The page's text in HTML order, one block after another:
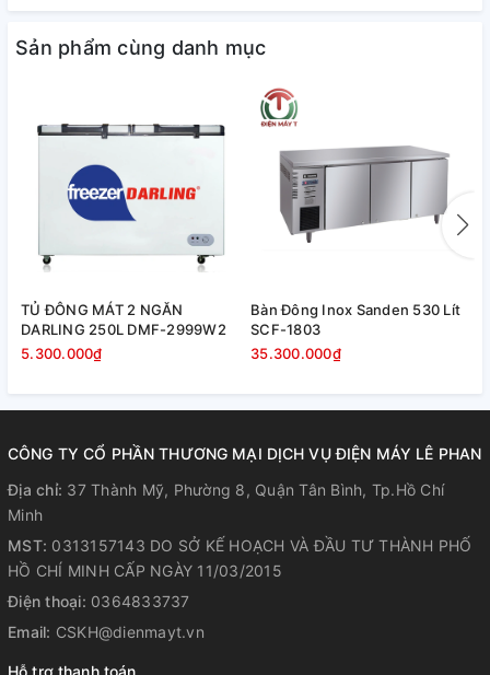
Sản phẩm cùng danh mục
TỦ ĐÔNG MÁT 2 NGĂN
DARLING 250L DMF-2999W2
5.300.000₫
Bàn Đông Inox Sanden 530 Lít
SCF-1803
35.300.000₫
CÔNG TY CỔ PHẦN THƯƠNG MẠI DỊCH VỤ ĐIỆN MÁY LÊ PHAN
Địa chỉ: 37 Thành Mỹ, Phường 8, Quận Tân Bình, Tp.Hồ Chí
Minh
MST: 0313157143 DO SỞ KẾ HOẠCH VÀ ĐẦU TƯ THÀNH PHỐ
HỒ CHÍ MINH CẤP NGÀY 11/03/2015
Điện thoại: 0364833737
Email: CSKH@dienmayt.vn
Hỗ trợ thanh toán